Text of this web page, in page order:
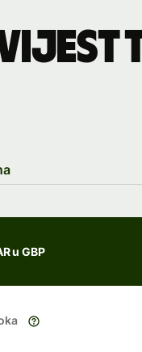
u GBP